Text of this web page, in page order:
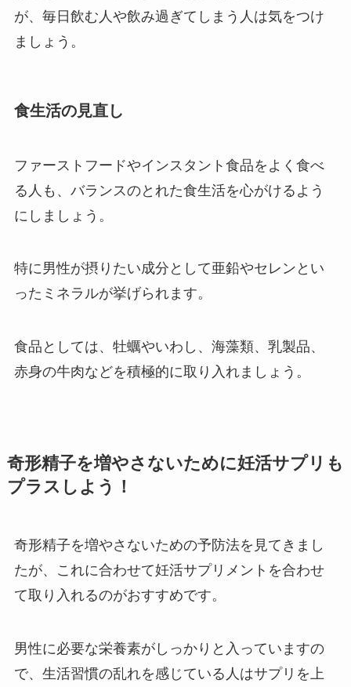
が、毎日飲む人や飲み過ぎてしまう人は気をつけ
ましょう。
食生活の見直し
ファーストフードやインスタント食品をよく食べ
る人も、バランスのとれた食生活を心がけるよう
にしましょう。
特に男性が摂りたい成分として亜鉛やセレンとい
ったミネラルが挙げられます。
食品としては、牡蠣やいわし、海藻類、乳製品、
赤身の牛肉などを積極的に取り入れましょう。
奇形精子を増やさないために妊活サプリも
プラスしよう！
奇形精子を増やさないための予防法を見てきまし
たが、これに合わせて妊活サプリメントを合わせ
て取り入れるのがおすすめです。
男性に必要な栄養素がしっかりと入っていますの
で、生活習慣の乱れを感じている人はサプリを上